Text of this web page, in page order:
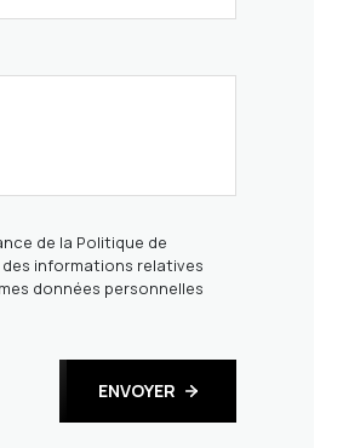
de la Politique de
informations relatives
données personnelles
ENVOYER